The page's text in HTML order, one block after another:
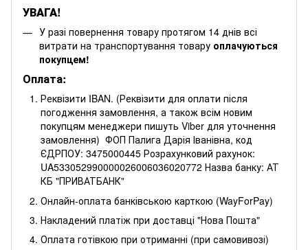
УВАГА!
У разі повернення товару протягом 14 днів всі
витрати на транспортування товару оплачуються
покупцем!
Оплата:
Реквізити IBAN. (Реквізити для оплати після
погодження замовлення, а також всім новим
покупцям менеджери пишуть Viber для уточнення
замовлення) ФОП Палига Дарія Іванівна, код
ЄДРПОУ: 3475000445 Розрахунковий рахунок:
UA533052990000026006036020772 Назва банку: АТ
КБ "ПРИВАТБАНК"
Онлайн-оплата банківською карткою (WayForPay)
Накладений платіж при доставці "Нова Пошта"
Оплата готівкою при отриманні (при самовивозі)